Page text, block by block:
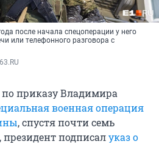
после начала спецоперации у него
или телефонного разговора с
по приказу Владимира
военная операция
, спустя почти семь
президент подписалуказ о